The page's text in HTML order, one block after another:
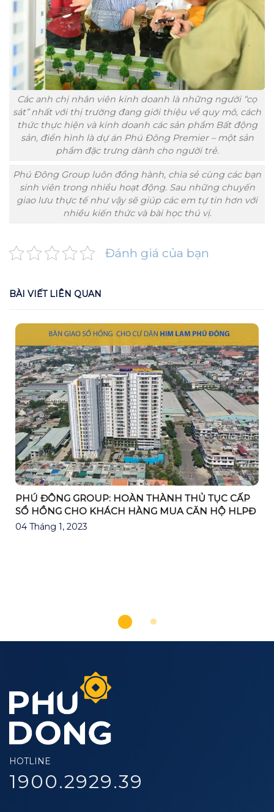
Các anh chị nhân viên kinh doanh là những người “cọ
sát” nhất với thị trường đang giới thiệu về quy mô, cách
thức thực hiện và kinh doanh các sản phẩm Bất động
sản, điển hình là dự án Phú Đông Premier – một sản
phầm đặc trưng dành cho người trẻ.
Phú Đông Group luôn đồng hành, chia sẻ cùng các bạn
sinh viên trong nhiều hoạt động. Sau những chuyến
giao lưu thực tế như vậy sẽ giúp các em tự tin hơn với
nhiều kiến thức và bài học thú vị.
Đánh giá của bạn
BÀI VIẾT LIÊN QUAN
PHÚ ĐÔNG GROUP: HOÀN THÀNH THỦ TỤC CẤP
SỔ HỒNG CHO KHÁCH HÀNG MUA CĂN HỘ HLPĐ
04 Tháng 1, 2023
HOTLINE
1900.2929.39